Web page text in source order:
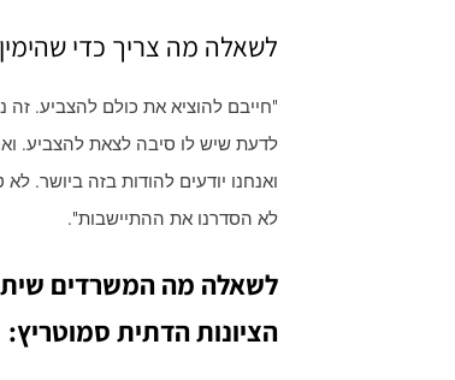
לשאלה מה צריך כדי
"חייבם להוציא את כולם להצביע. זה
לדעת שיש לו סיבה לצאת להצביע.
ואנחנו יודעים להודות בזה ביושר.
לא הסדרנו את ההתיישבות".
לשאלה מה המשרדים
הציונות הדתית סמוטריץ: